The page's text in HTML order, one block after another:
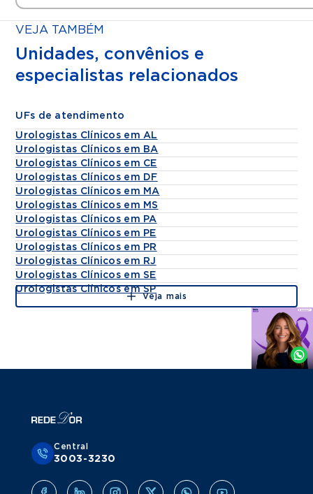
VEJA TAMBÉM
Unidades, convênios e
especialistas relacionados
UFs de atendimento
Urologistas Clínicos em AL
Urologistas Clínicos em BA
Urologistas Clínicos em CE
Urologistas Clínicos em DF
Urologistas Clínicos em MA
Urologistas Clínicos em MS
Urologistas Clínicos em PA
Urologistas Clínicos em PE
Urologistas Clínicos em PR
Urologistas Clínicos em RJ
Urologistas Clínicos em SE
Urologistas Clínicos em SP
Veja mais
Agende
Whatsapp
Central
3003-3230